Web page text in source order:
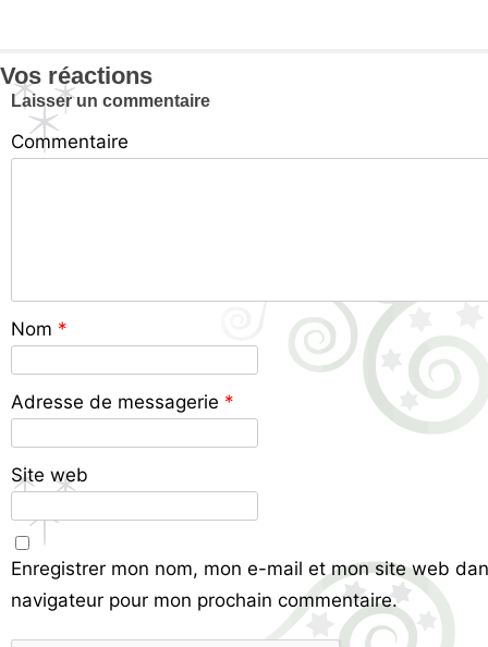
Vos réactions
Laisser un commentaire
Commentaire
Nom *
Adresse de messagerie *
Site web
Enregistrer mon nom, mon e-mail et mon site web
navigateur pour mon prochain commentaire.